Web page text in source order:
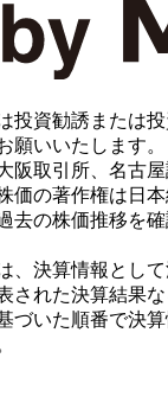
資勧誘または
願いいたします。
取引所、名古屋
の著作権は日本
去の株価推移を
、決算情報とし
された決算結果
づいた順番で決